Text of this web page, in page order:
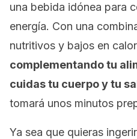
una bebida idónea para
energía. Con una
nutritivos y bajos en
complementando tu
cuidas tu cuerpo y tu
tomará unos minutos
Ya sea que quieras